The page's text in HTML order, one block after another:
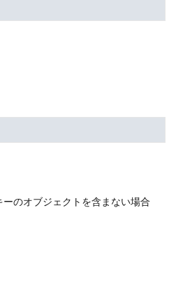
のオブジェクトを含まない場合